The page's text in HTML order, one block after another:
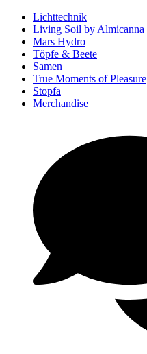
Lichttechnik
Living Soil by Almicanna
Mars Hydro
Töpfe & Beete
Samen
True Moments of Pleasure
Stopfa
Merchandise